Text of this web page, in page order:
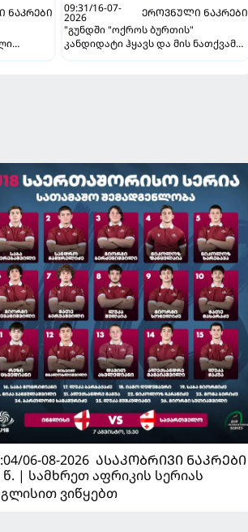
ᲜᲐᲙᲠᲔᲑᲘ
09:31/16-07-
2026
ᲔᲠᲝᲕᲜᲣᲚᲘ ᲜᲐᲙᲠᲔᲑᲘ
"გუნდში "ოქროს ბურთის"
კანდიდატი ჰყავს და მის ნათქვამს
06-08-2026 ᲐᲡᲐᲙᲝᲑᲠᲘᲕᲘ ᲜᲐᲙᲠᲔᲑᲘ
წ. | სამხრეთ აფრიკის სერიას
ვიწყებთ